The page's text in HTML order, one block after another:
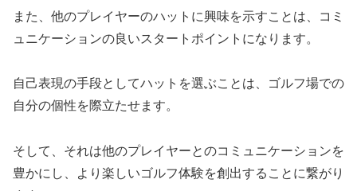
また、他のプレイヤーのハットに興味を示すことは、コミ
ュニケーションの良いスタートポイントになります。
自己表現の手段としてハットを選ぶことは、ゴルフ場での
自分の個性を際立たせます。
そして、それは他のプレイヤーとのコミュニケーションを
豊かにし、より楽しいゴルフ体験を創出することに繋がり